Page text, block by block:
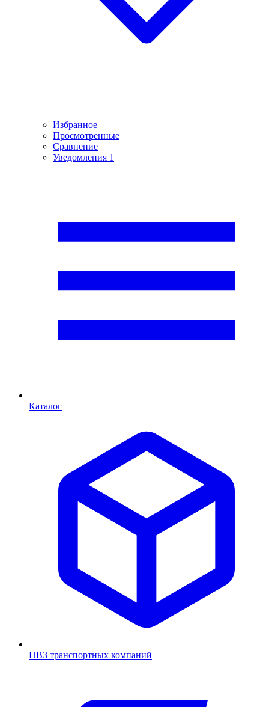
Избранное
Просмотренные
Сравнение
Уведомления 1
Каталог
ПВЗ транспортных компаний